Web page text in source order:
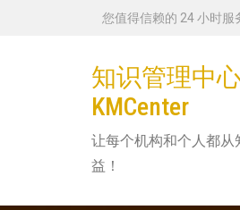
您值得信赖的 24 小时服
知识管理中
KMCenter
让每个机构和个人都从
益！